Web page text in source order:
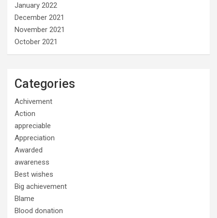
January 2022
December 2021
November 2021
October 2021
Categories
Achivement
Action
appreciable
Appreciation
Awarded
awareness
Best wishes
Big achievement
Blame
Blood donation